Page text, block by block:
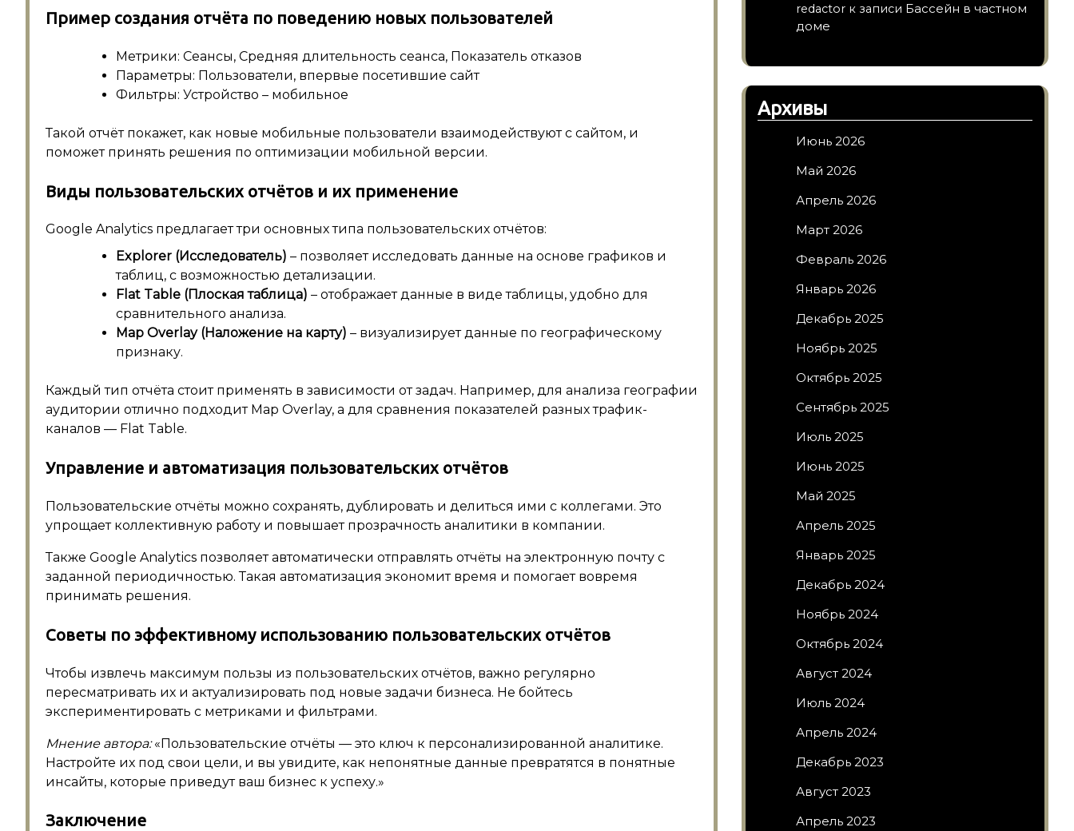
Пример создания отчёта по поведению новых пользователей
Метрики: Сеансы, Средняя длительность сеанса, Показатель отказов
Параметры: Пользователи, впервые посетившие сайт
Фильтры: Устройство – мобильное
Такой отчёт покажет, как новые мобильные пользователи взаимодействуют с сайтом, и
поможет принять решения по оптимизации мобильной версии.
Виды пользовательских отчётов и их применение
Google Analytics предлагает три основных типа пользовательских отчётов:
Explorer (Исследователь) – позволяет исследовать данные на основе графиков и
таблиц, с возможностью детализации.
Flat Table (Плоская таблица) – отображает данные в виде таблицы, удобно для
сравнительного анализа.
Map Overlay (Наложение на карту) – визуализирует данные по географическому
признаку.
Каждый тип отчёта стоит применять в зависимости от задач. Например, для анализа географии
аудитории отлично подходит Map Overlay, а для сравнения показателей разных трафик-
каналов — Flat Table.
Управление и автоматизация пользовательских отчётов
Пользовательские отчёты можно сохранять, дублировать и делиться ими с коллегами. Это
упрощает коллективную работу и повышает прозрачность аналитики в компании.
Также Google Analytics позволяет автоматически отправлять отчёты на электронную почту с
заданной периодичностью. Такая автоматизация экономит время и помогает вовремя
принимать решения.
Советы по эффективному использованию пользовательских отчётов
Чтобы извлечь максимум пользы из пользовательских отчётов, важно регулярно
пересматривать их и актуализировать под новые задачи бизнеса. Не бойтесь
экспериментировать с метриками и фильтрами.
Мнение автора:«Пользовательские отчёты — это ключ к персонализированной аналитике.
Настройте их под свои цели, и вы увидите, как непонятные данные превратятся в понятные
инсайты, которые приведут ваш бизнес к успеху.»
Заключение
redactor к записи Бассейн в частном
доме
Архивы
Июнь 2026
Май 2026
Апрель 2026
Март 2026
Февраль 2026
Январь 2026
Декабрь 2025
Ноябрь 2025
Октябрь 2025
Сентябрь 2025
Июль 2025
Июнь 2025
Май 2025
Апрель 2025
Январь 2025
Декабрь 2024
Ноябрь 2024
Октябрь 2024
Август 2024
Июль 2024
Апрель 2024
Декабрь 2023
Август 2023
Апрель 2023